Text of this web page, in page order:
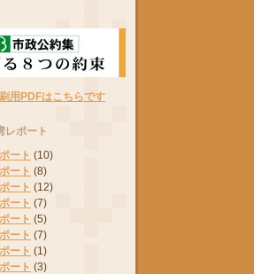
用PDFはこちらです
レポート
ート (10)
ート (8)
ート (12)
ート (7)
ート (5)
ート (7)
ート (1)
ート (3)